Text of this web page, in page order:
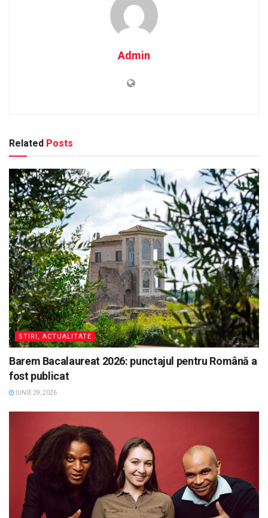
Admin
Related Posts
STIRI, ACTUALITATE
Barem Bacalaureat 2026: punctajul pentru Română a
fost publicat
IUNIE 29, 2026